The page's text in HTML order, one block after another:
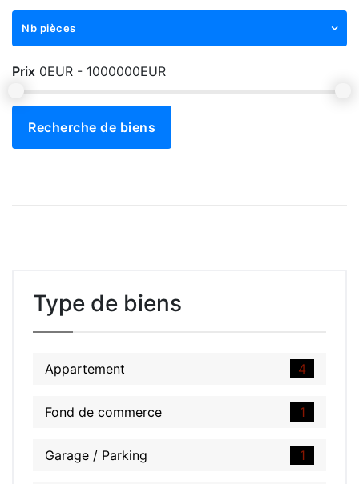
Nb pièces
Prix 0EUR - 1000000EUR
Recherche de biens
Type de biens
Appartement 4
Fond de commerce 1
Garage / Parking 1